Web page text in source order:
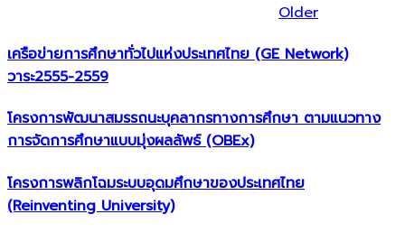
Older
เครือข่ายการศึกษาทั่วไปแห่งประเทศไทย (GE Network)​
วาระ2555-2559
โครงการพัฒนาสมรรถนะบุคลากรทางการศึกษา ตามแนวทาง
การจัดการศึกษาแบบมุ่งผลลัพธ์ (OBEx)
โครงการพลิกโฉมระบบอุดมศึกษาของประเทศไทย
(Reinventing University)